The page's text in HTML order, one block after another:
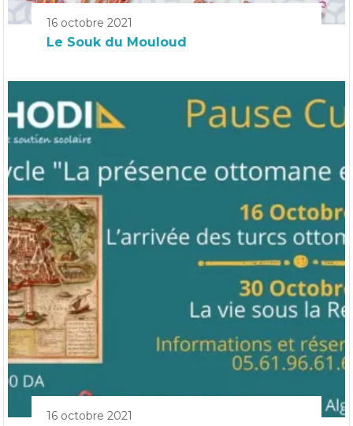
16 octobre 2021
Le Souk du Mouloud
16 octobre 2021